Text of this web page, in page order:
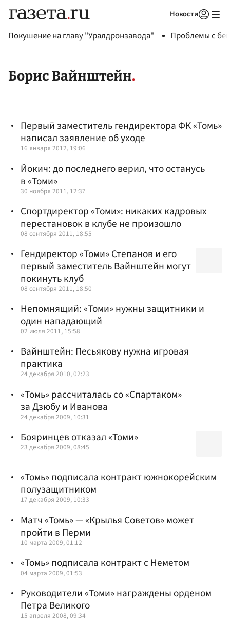
Новости
Покушение на главу "Уралдронзавода" Проблемы с
Борис Вайнштейн
Первый заместитель гендиректора ФК «Томь»
написал заявление об уходе
16 января 2012, 19:06
Йокич: до последнего верил, что останусь
в «Томи»
30 ноября 2011, 12:37
Спортдиректор «Томи»: никаких кадровых
перестановок в клубе не произошло
08 сентября 2011, 18:55
Гендиректор «Томи» Степанов и его
первый заместитель Вайнштейн могут
покинуть клуб
08 сентября 2011, 18:50
Непомнящий: «Томи» нужны защитники и
один нападающий
02 июля 2011, 15:58
Вайнштейн: Песьякову нужна игровая
практика
24 декабря 2010, 02:23
«Томь» рассчиталась со «Спартаком»
за Дзюбу и Иванова
24 декабря 2009, 10:31
Бояринцев отказал «Томи»
23 декабря 2009, 08:45
«Томь» подписала контракт южнокорейским
полузащитником
17 декабря 2009, 10:33
Матч «Томь» — «Крылья Советов» может
пройти в Перми
10 марта 2009, 01:12
«Томь» подписала контракт с Неметом
04 марта 2009, 01:53
Руководители «Томи» награждены орденом
Петра Великого
15 апреля 2008, 09:34